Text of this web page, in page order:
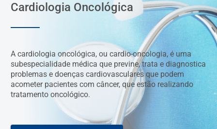
Cardiologia Oncológica
A cardiologia oncológica, ou cardio-oncologia, é uma
subespecialidade médica que previne, trata e diagnostica
problemas e doenças cardiovasculares que podem
acometer pacientes com câncer, que estão realizando
tratamento oncológico.